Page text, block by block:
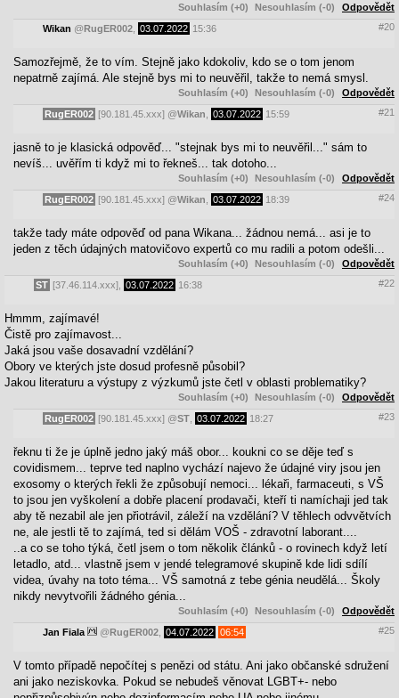
Souhlasím (+0) Nesouhlasím (-0) Odpovědět
Wikan @ RugER002 03.07.2022 15:36 #20
Samozřejmě, že to vím. Stejně jako kdokoliv, kdo se o tom jenom
nepatrně zajímá. Ale stejně bys mi to neuvěřil, takže to nemá smysl.
Souhlasím (+0) Nesouhlasím (-0) Odpovědět
RugER002 [90.181.45.xxx] @Wikan 03.07.2022 15:59 #21
jasně to je klasická odpověď... "stejnak bys mi to neuvěřil..." sám to
nevíš... uvěřím ti když mi to řekneš... tak dotoho...
Souhlasím (+0) Nesouhlasím (-0) Odpovědět
RugER002 [90.181.45.xxx] @Wikan 03.07.2022 18:39 #24
takže tady máte odpověď od pana Wikana... žádnou nemá... asi je to
jeden z těch údajných matovičovo expertů co mu radili a potom odešli...
Souhlasím (+0) Nesouhlasím (-0) Odpovědět
ST [37.46.114.xxx], 03.07.2022 16:38 #22
Hmmm, zajímavé!
Čistě pro zajímavost...
Jaká jsou vaše dosavadní vzdělání?
Obory ve kterých jste dosud profesně působil?
Jakou literaturu a výstupy z výzkumů jste četl v oblasti problematiky?
Souhlasím (+0) Nesouhlasím (-0) Odpovědět
RugER002 [90.181.45.xxx] @ST 03.07.2022 18:27 #23
řeknu ti že je úplně jedno jaký máš obor... koukni co se děje teď s
covidismem... teprve ted naplno vychází najevo že údajné viry jsou jen
exosomy o kterých řekli že způsobují nemoci... lékaři, farmaceuti, s VŠ
to jsou jen vyškolení a dobře placení prodavači, kteří ti namíchaji jed tak
aby tě nezabil ale jen přiotrávil, záleží na vzdělání? V těhlech odvvětvích
ne, ale jestli tě to zajímá, ted si dělám VOŠ - zdravotní laborant....
..a co se toho týká, četl jsem o tom několik článků - o rovinech když letí
letadlo, atd... vlastně jsem v jendé telegramové skupině kde lidi sdílí
videa, úvahy na toto téma... VŠ samotná z tebe génia neudělá... Školy
nikdy nevytvořili žádného génia...
Souhlasím (+0) Nesouhlasím (-0) Odpovědět
Jan Fiala @ RugER002 04.07.2022 06:54 #25
V tomto případě nepočítej s penězi od státu. Ani jako občanské sdružení
ani jako neziskovka. Pokud se nebudeš věnovat LGBT+- nebo